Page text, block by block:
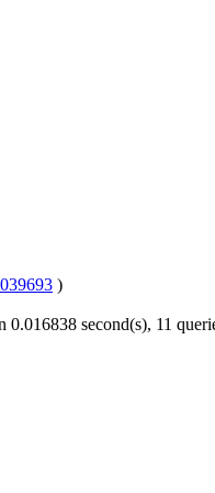
)
0.016838 second(s), 11